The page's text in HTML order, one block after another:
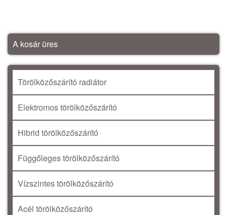
A kosár üres
Törölközőszárító radiátor
Elektromos törölközőszárító
Hibrid törölközőszárító
Függőleges törölközőszárító
Vízszintes törölközőszárító
Acél törölközőszárító